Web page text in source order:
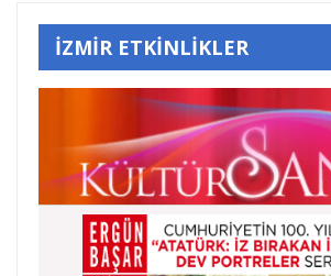
İZMİR ETKİNLİKLER